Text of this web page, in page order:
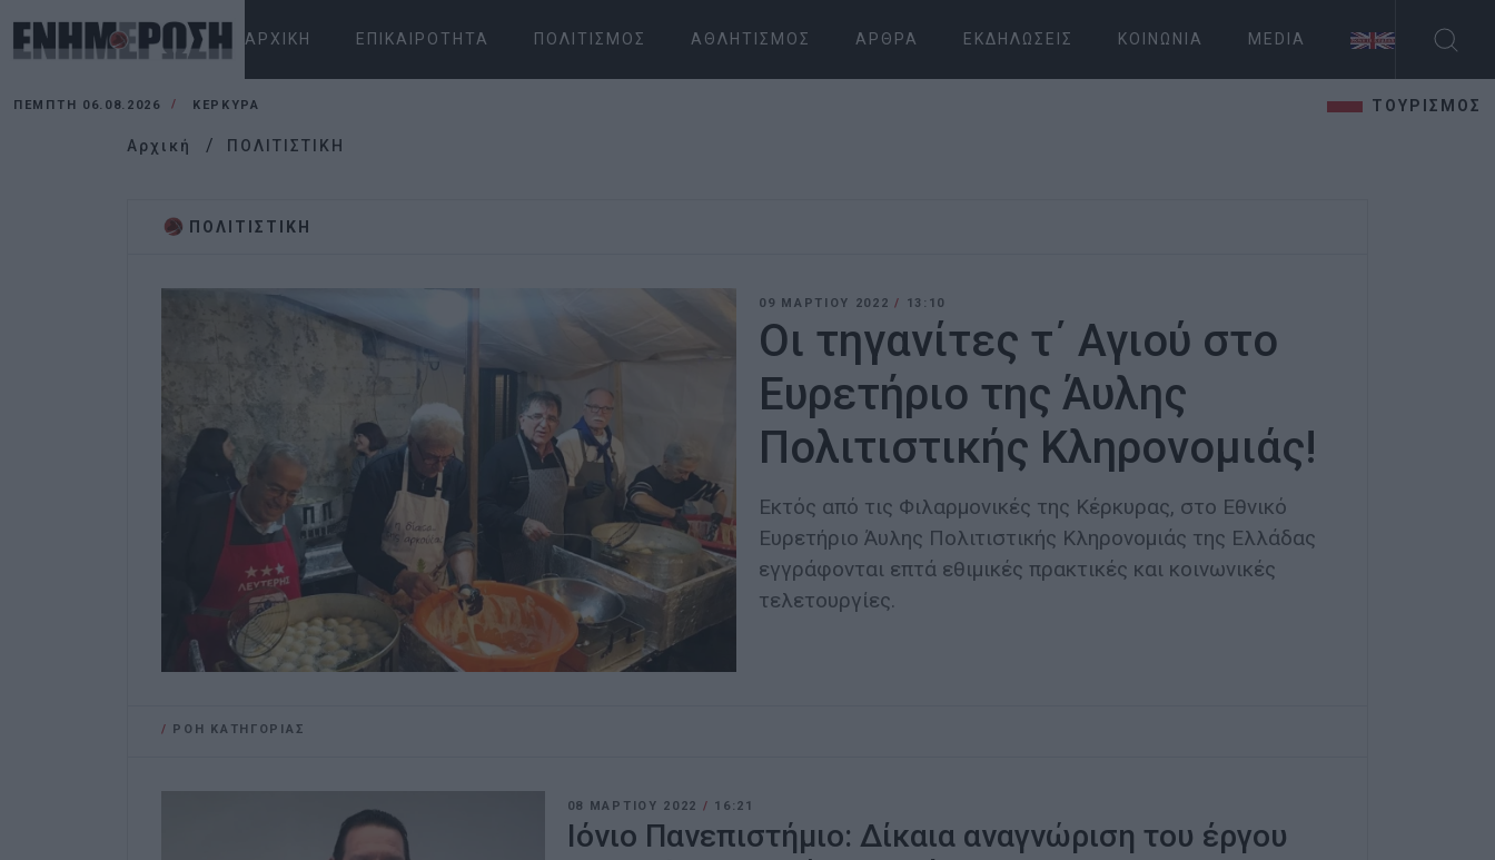
ΑΡΧΙΚΉ ΕΠΙΚΑΙΡΌΤΗΤΑ ΠΟΛΙΤΙΣΜΌΣ ΑΘΛΗΤΙΣΜΌΣ ΆΡΘΡΑ ΕΚΔΗΛΏΣΕΙΣ ΚΟΙΝΩΝΊΑ MEDIA
ΠΈΜΠΤΗ 06.08.2026 ΚΕΡΚΥΡΑ ΤΟΥΡΙΣΜΟΣ
Αρχική ΠΟΛΙΤΙΣΤΙΚΗ
ΠΟΛΙΤΙΣΤΙΚΗ
09 ΜΑΡΤΊΟΥ 2022/ 13:10
Οι τηγανίτες τ΄ Αγιού στο
Ευρετήριο της Άυλης
Πολιτιστικής Κληρονομιάς!
Εκτός από τις Φιλαρμονικές της Κέρκυρας, στο Εθνικό
Ευρετήριο Άυλης Πολιτιστικής Κληρονομιάς της Ελλάδας
εγγράφονται επτά εθιμικές πρακτικές και κοινωνικές
τελετουργίες.
/ ΡΟΗ ΚΑΤΗΓΟΡΙΑΣ
08 ΜΑΡΤΊΟΥ 2022 / 16:21
Ιόνιο Πανεπιστήμιο: Δίκαια αναγνώριση του έργου